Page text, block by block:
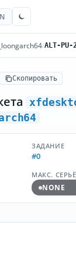
/ALT-PU-
Скопировать
ЗАДАНИЕ
#0
МАКС.
NONE